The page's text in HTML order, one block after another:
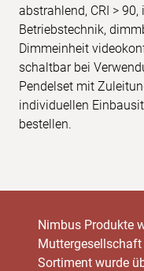
abstrahlend, CRI >
Betriebstechnik,
Dimmeinheit
schaltbar bei
Pendelset mit
individuellen
bestellen.
Nimbus Produkte
Sortiment wurde